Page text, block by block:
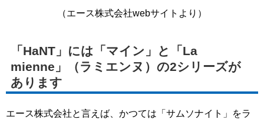
（エース株式会社webサイトより）
「HaNT」には「マイン」と「La
mienne」（ラミエンヌ）の2シリーズが
あります
エース株式会社と言えば、かつては「サムソナイト」をラ